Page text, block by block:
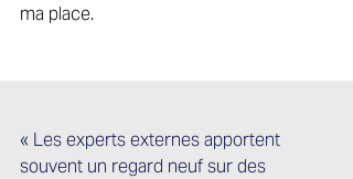
ma place.
« Les experts externes apportent
souvent un regard neuf sur des